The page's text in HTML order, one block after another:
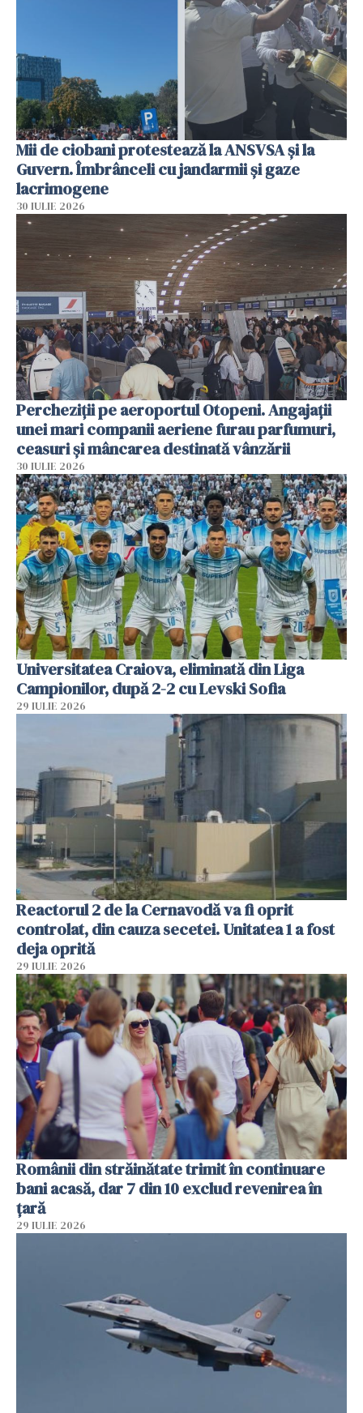
Mii de ciobani protestează la ANSVSA și la
Guvern. Îmbrânceli cu jandarmii și gaze
lacrimogene
30 IULIE 2026
Percheziții pe aeroportul Otopeni. Angajații
unei mari companii aeriene furau parfumuri,
ceasuri și mâncarea destinată vânzării
30 IULIE 2026
Universitatea Craiova, eliminată din Liga
Campionilor, după 2-2 cu Levski Sofia
29 IULIE 2026
Reactorul 2 de la Cernavodă va fi oprit
controlat, din cauza secetei. Unitatea 1 a fost
deja oprită
29 IULIE 2026
Românii din străinătate trimit în continuare
bani acasă, dar 7 din 10 exclud revenirea în
țară
29 IULIE 2026